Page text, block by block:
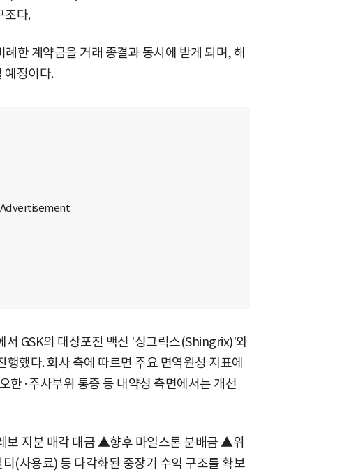
조다.
한 계약금을 거래 종결과 동시에 받게 되며, 해
예정이다.
서 GSK의 대상포진 백신 '싱그릭스(Shingrix)'와
했다. 회사 측에 따르면 주요 면역원성 지표에
한·주사부위 통증 등 내약성 측면에서는 개선
보 지분 매각 대금 ▲향후 마일스톤 분배금 ▲위
(사용료) 등 다각화된 중장기 수익 구조를 확보